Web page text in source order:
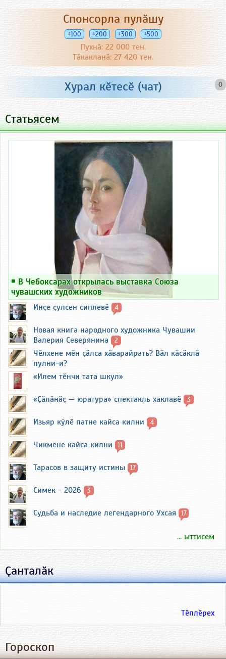
Спонсорла пулӑшу
+100 +200 +300 +500
Пухнӑ: 22 000 тен.
Тӑкакланӑ: 27 420 тен.
0
Хурал кӗтесӗ (чат)
Статьясем
￭ В Чебоксарах открылась выставка Союза
чувашских художников
Инҫе ҫулсен сиплевӗ 4
Новая книга народного художника Чувашии
Валерия Северянина
2
Чӗлхене мӗн ҫӑлса хӑварайрать? Вӑл кӑсӑклӑ
пулни-и?
«Илем тӗнчи тата шкул»
«Ҫӑлӑнӑҫ — юратура» спектакль хаклавӗ 3
Изьяр кӳлӗ патне кайса килни 4
Чикмене кайса килни 11
Тарасов в защиту истины 17
Симек - 2026 3
Судьба и наследие легендарного Ухсая 17
... ыттисем
Ҫанталӑк
Тӗплӗрех
Гороскоп